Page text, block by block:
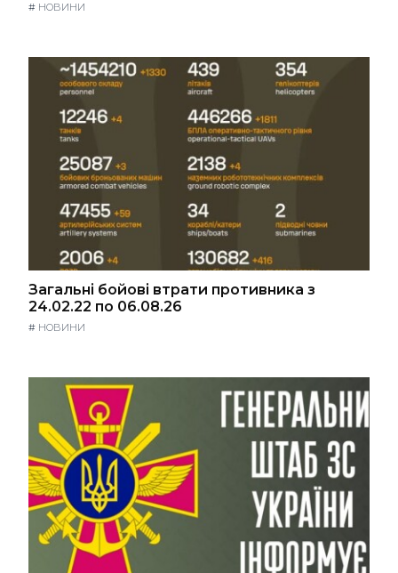
# НОВИНИ
Загальні бойові втрати противника з
24.02.22 по 06.08.26
# НОВИНИ